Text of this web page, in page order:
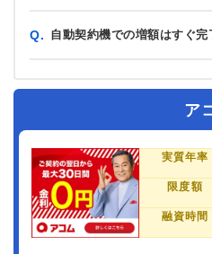
Q. 自動契約機での増額はすぐ完
ア
実質年率
限度額
融資時間